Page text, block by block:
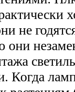
не
они
Когда